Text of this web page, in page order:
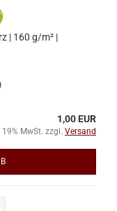
| 160 g/m² |
1,00 EUR
19% MwSt. zzgl. Versand